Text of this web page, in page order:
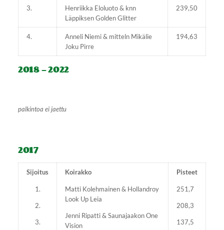
3.
Henriikka Eloluoto & knn
Läppiksen Golden Glitter
239,50
4.
Anneli Niemi & mitteln Mikälie
Joku Pirre
194,63
2018 - 2022
palkintoa ei jaettu
2017
Sijoitus
1.
2.
3.
Koirakko
Matti Kolehmainen & Hollandroy
Look Up Leia
Jenni Ripatti & Saunajaakon One
Vision
Pisteet
251,7
208,3
137,5